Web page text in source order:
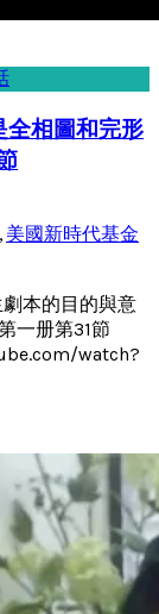
相圖和完形
, 美國新時代基金
本的目的與意
一册第31節
watch?